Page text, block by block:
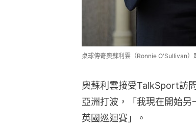
桌球傳奇奧蘇利雲（Ronnie O'Sullivan）
奧蘇利雲接受TalkSport訪
亞洲打波，「我現在開始
英國巡迴賽」。